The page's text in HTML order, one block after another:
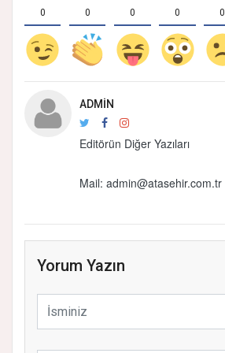
0 0 0 0 0
ADMIN
Editörün Diğer Yazıları
Mail: admin@atasehir.com.tr
Yorum Yazın